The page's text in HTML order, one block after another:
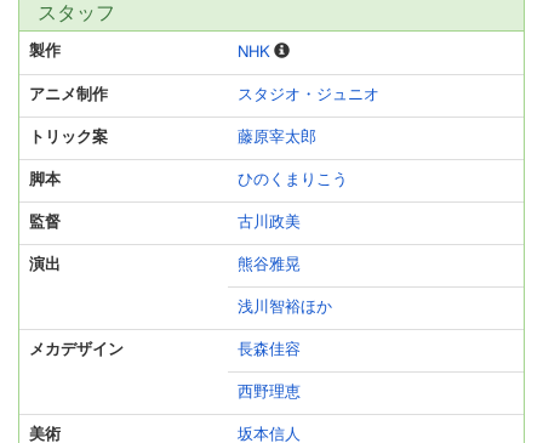
スタッフ
製作 NHK
アニメ制作 スタジオ・ジュニオ
トリック案 藤原宰太郎
脚本 ひのくまりこう
監督 古川政美
演出 熊谷雅晃
浅川智裕ほか
メカデザイン 長森佳容
西野理恵
美術 坂本信人